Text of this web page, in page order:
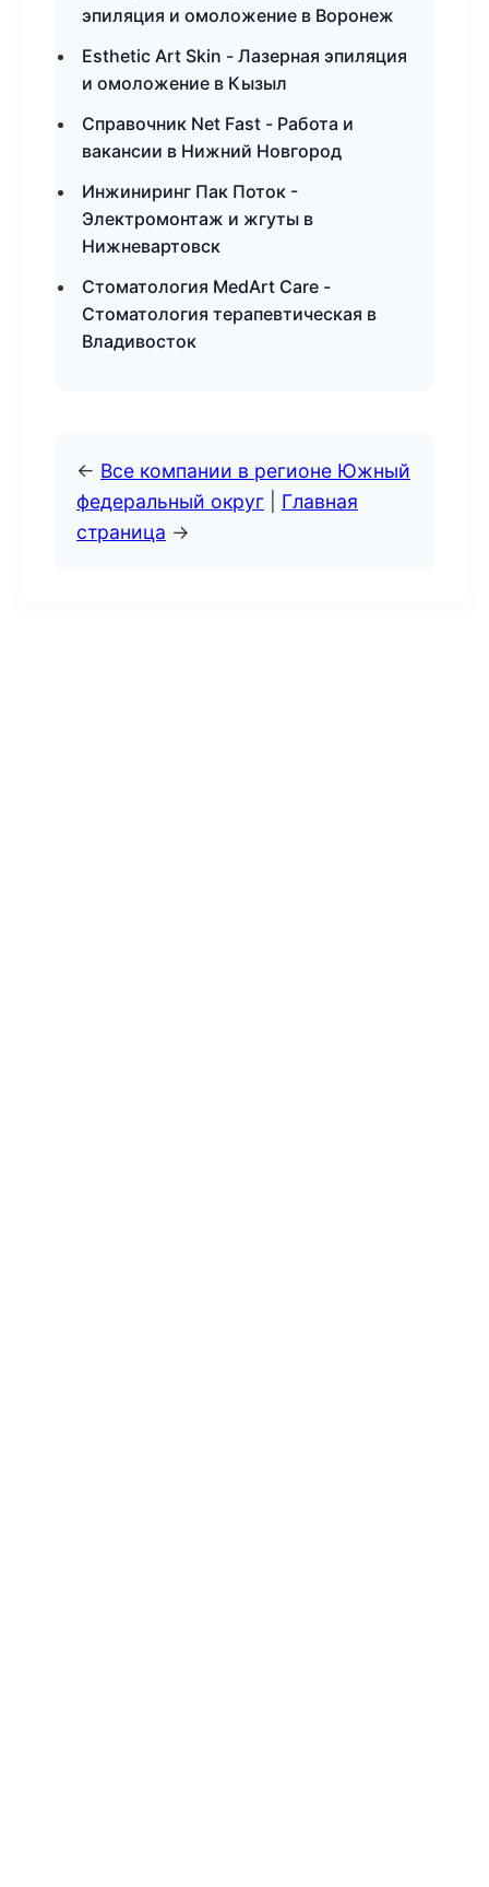
эпиляция и омоложение в Воронеж
Esthetic Art Skin - Лазерная эпиляция
и омоложение в Кызыл
Справочник Net Fast - Работа и
вакансии в Нижний Новгород
Инжиниринг Пак Поток -
Электромонтаж и жгуты в
Нижневартовск
Стоматология MedArt Care -
Стоматология терапевтическая в
Владивосток
← Все компании в регионе Южный
федеральный округ
Главная
страница →